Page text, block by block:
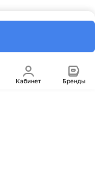
Кабинет Бренды